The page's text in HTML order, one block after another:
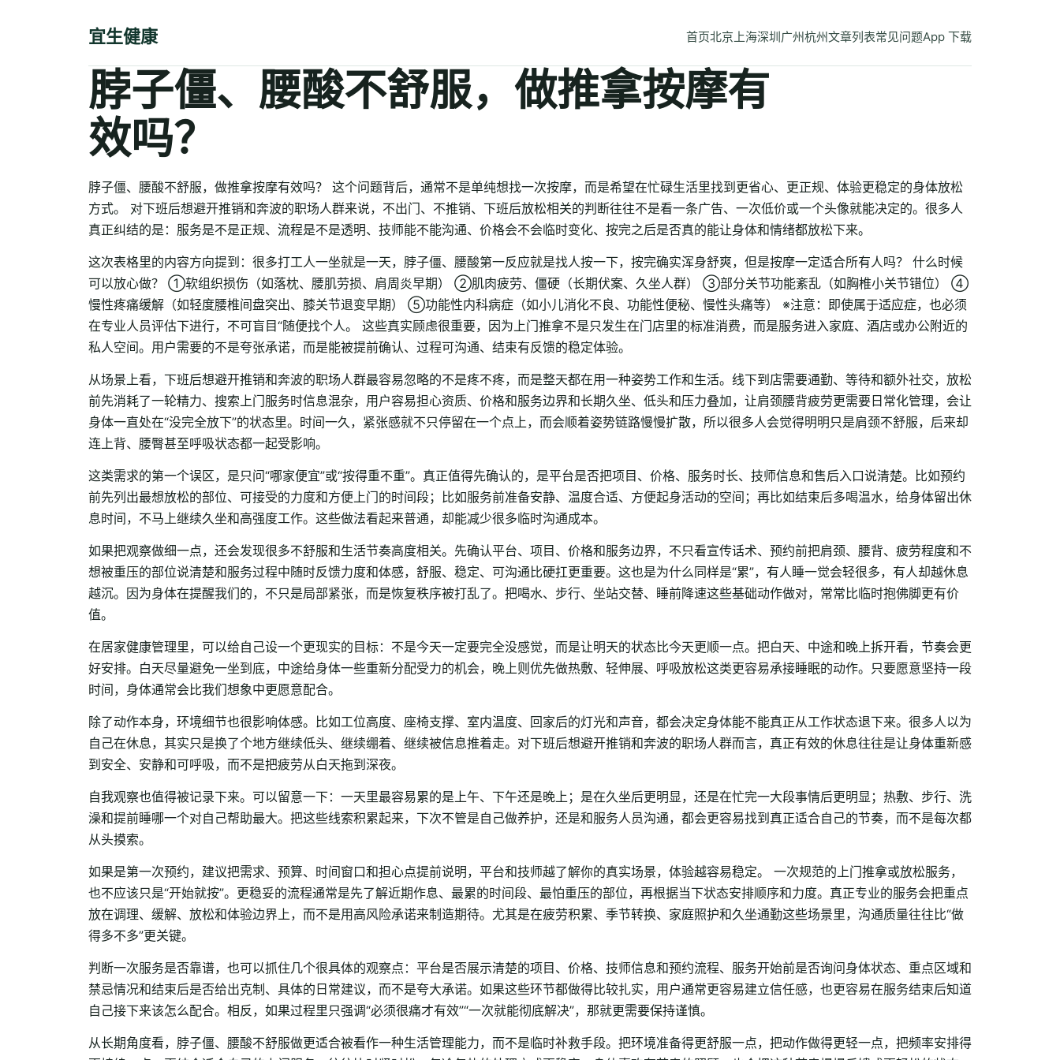
宜生健康 首页北京 上海深圳广州杭州文章列表常见问题App 下载
脖子僵、腰酸不舒服，做推拿按摩有
效吗？
脖子僵、腰酸不舒服，做推拿按摩有效吗？ 这个问题背后，通常不是单纯想找一次按摩，而是希望在忙碌生活里找到更省心、更正规、体验更稳定的身体放松
方式。 对下班后想避开推销和奔波的职场人群来说，不出门、不推销、下班后放松相关的判断往往不是看一条广告、一次低价或一个头像就能决定的。很多人
真正纠结的是：服务是不是正规、流程是不是透明、技师能不能沟通、价格会不会临时变化、按完之后是否真的能让身体和情绪都放松下来。
这次表格里的内容方向提到：很多打工人一坐就是一天，脖子僵、腰酸第一反应就是找人按一下，按完确实浑身舒爽，但是按摩一定适合所有人吗？ 什么时候
可以放心做？ ①软组织损伤（如落枕、腰肌劳损、肩周炎早期） ②肌肉疲劳、僵硬（长期伏案、久坐人群） ③部分关节功能紊乱（如胸椎小关节错位） ④
慢性疼痛缓解（如轻度腰椎间盘突出、膝关节退变早期） ⑤功能性内科病症（如小儿消化不良、功能性便秘、慢性头痛等） ※注意：即使属于适应症，也必须
在专业人员评估下进行，不可盲目“随便找个人。 这些真实顾虑很重要，因为上门推拿不是只发生在门店里的标准消费，而是服务进入家庭、酒店或办公附近的
私人空间。用户需要的不是夸张承诺，而是能被提前确认、过程可沟通、结束有反馈的稳定体验。
从场景上看，下班后想避开推销和奔波的职场人群最容易忽略的不是疼不疼，而是整天都在用一种姿势工作和生活。线下到店需要通勤、等待和额外社交，放松
前先消耗了一轮精力、搜索上门服务时信息混杂，用户容易担心资质、价格和服务边界和长期久坐、低头和压力叠加，让肩颈腰背疲劳更需要日常化管理，会让
身体一直处在“没完全放下”的状态里。时间一久，紧张感就不只停留在一个点上，而会顺着姿势链路慢慢扩散，所以很多人会觉得明明只是肩颈不舒服，后来却
连上背、腰臀甚至呼吸状态都一起受影响。
这类需求的第一个误区，是只问“哪家便宜”或“按得重不重”。真正值得先确认的，是平台是否把项目、价格、服务时长、技师信息和售后入口说清楚。比如预约
前先列出最想放松的部位、可接受的力度和方便上门的时间段；比如服务前准备安静、温度合适、方便起身活动的空间；再比如结束后多喝温水，给身体留出休
息时间，不马上继续久坐和高强度工作。这些做法看起来普通，却能减少很多临时沟通成本。
如果把观察做细一点，还会发现很多不舒服和生活节奏高度相关。先确认平台、项目、价格和服务边界，不只看宣传话术、预约前把肩颈、腰背、疲劳程度和不
想被重压的部位说清楚和服务过程中随时反馈力度和体感，舒服、稳定、可沟通比硬扛更重要。这也是为什么同样是“累”，有人睡一觉会轻很多，有人却越休息
越沉。因为身体在提醒我们的，不只是局部紧张，而是恢复秩序被打乱了。把喝水、步行、坐站交替、睡前降速这些基础动作做对，常常比临时抱佛脚更有价
值。
在居家健康管理里，可以给自己设一个更现实的目标：不是今天一定要完全没感觉，而是让明天的状态比今天更顺一点。把白天、中途和晚上拆开看，节奏会更
好安排。白天尽量避免一坐到底，中途给身体一些重新分配受力的机会，晚上则优先做热敷、轻伸展、呼吸放松这类更容易承接睡眠的动作。只要愿意坚持一段
时间，身体通常会比我们想象中更愿意配合。
除了动作本身，环境细节也很影响体感。比如工位高度、座椅支撑、室内温度、回家后的灯光和声音，都会决定身体能不能真正从工作状态退下来。很多人以为
自己在休息，其实只是换了个地方继续低头、继续绷着、继续被信息推着走。对下班后想避开推销和奔波的职场人群而言，真正有效的休息往往是让身体重新感
到安全、安静和可呼吸，而不是把疲劳从白天拖到深夜。
自我观察也值得被记录下来。可以留意一下：一天里最容易累的是上午、下午还是晚上；是在久坐后更明显，还是在忙完一大段事情后更明显；热敷、步行、洗
澡和提前睡哪一个对自己帮助最大。把这些线索积累起来，下次不管是自己做养护，还是和服务人员沟通，都会更容易找到真正适合自己的节奏，而不是每次都
从头摸索。
如果是第一次预约，建议把需求、预算、时间窗口和担心点提前说明，平台和技师越了解你的真实场景，体验越容易稳定。 一次规范的上门推拿或放松服务，
也不应该只是“开始就按”。更稳妥的流程通常是先了解近期作息、最累的时间段、最怕重压的部位，再根据当下状态安排顺序和力度。真正专业的服务会把重点
放在调理、缓解、放松和体验边界上，而不是用高风险承诺来制造期待。尤其是在疲劳积累、季节转换、家庭照护和久坐通勤这些场景里，沟通质量往往比“做
得多不多”更关键。
判断一次服务是否靠谱，也可以抓住几个很具体的观察点：平台是否展示清楚的项目、价格、技师信息和预约流程、服务开始前是否询问身体状态、重点区域和
禁忌情况和结束后是否给出克制、具体的日常建议，而不是夸大承诺。如果这些环节都做得比较扎实，用户通常更容易建立信任感，也更容易在服务结束后知道
自己接下来该怎么配合。相反，如果过程里只强调“必须很痛才有效”“一次就能彻底解决”，那就更需要保持谨慎。
从长期角度看，脖子僵、腰酸不舒服做更适合被看作一种生活管理能力，而不是临时补救手段。把环境准备得更舒服一点，把动作做得更轻一点，把频率安排得